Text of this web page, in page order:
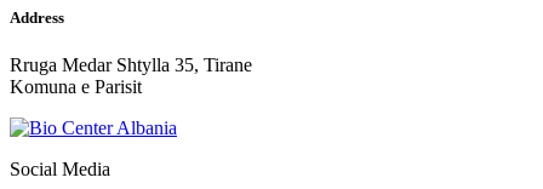
Address
Rruga Medar Shtylla 35, Tirane
Komuna e Parisit
Social Media